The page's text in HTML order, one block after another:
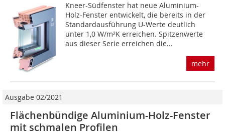
Kneer-Südfenster hat neue Aluminium-
Holz-Fenster entwickelt, die bereits in der
Standardausführung U-Werte deutlich
unter 1,0 W/m²K erreichen. Spitzenwerte
aus dieser Serie erreichen die...
mehr
Ausgabe 02/2021
Flächenbündige Aluminium-Holz-Fenster
mit schmalen Profilen